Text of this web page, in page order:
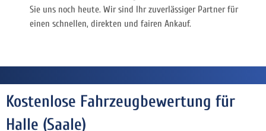
Sie uns noch heute. Wir sind Ihr zuverlässiger Partner für
einen schnellen, direkten und fairen Ankauf.
Kostenlose Fahrzeugbewertung für
Halle (Saale)